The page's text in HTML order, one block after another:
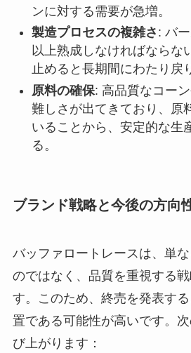
ンに対する需要が急増。
製造プロセスの複雑さ : バ
以上熟成しなければならな
止めると長期間にわたり戻
原料の確保: 高品質なコー
難しさが出てきており、原
いることから、安定的な生
る。
ブランド戦略と今後の方向
バッファロートレースは、単
のではなく、品質を重視する
す。このため、終売を発表す
置である可能性が高いです。
び上がります：